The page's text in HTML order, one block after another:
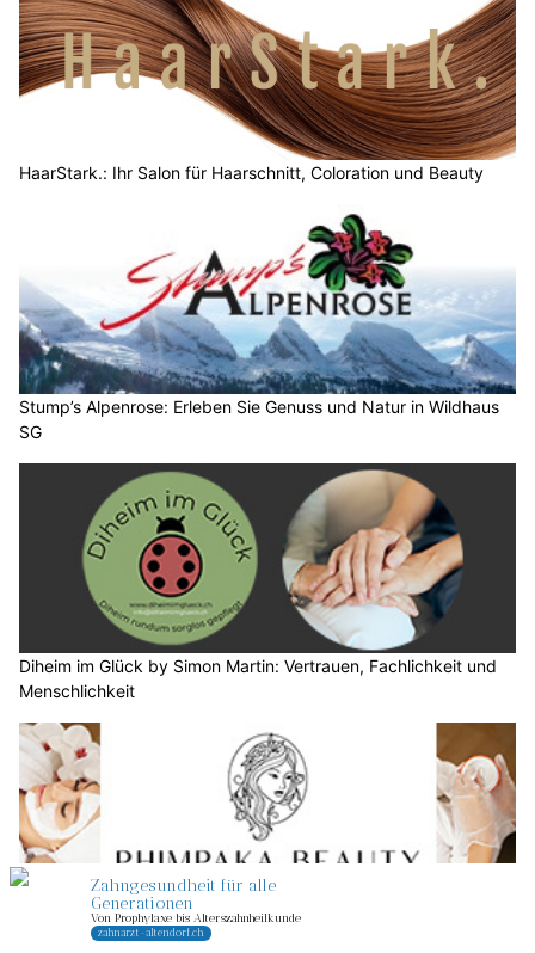
HaarStark.: Ihr Salon für Haarschnitt, Coloration und Beauty
Stump’s Alpenrose: Erleben Sie Genuss und Natur in Wildhaus
SG
Diheim im Glück by Simon Martin: Vertrauen, Fachlichkeit und
Menschlichkeit
Schönheit mit Wohlfühlfaktor – Phimpaka Beauty in Wil SG